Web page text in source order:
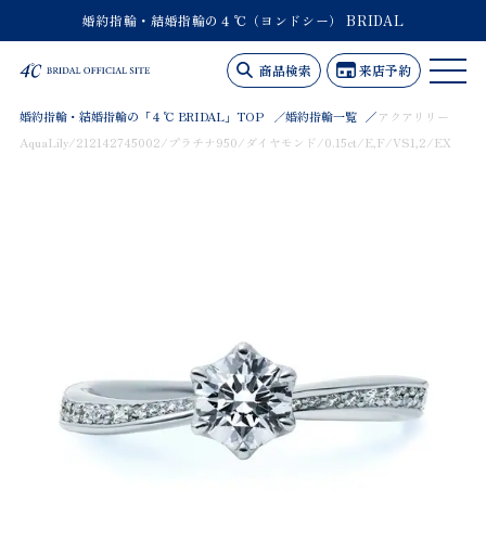
婚約指輪・結婚指輪の４℃（ヨンドシー） BRIDAL
商品検索 来店予約
婚約指輪・結婚指輪の「４℃ BRIDAL」TOP 婚約指輪一覧
アクアリリー
AquaLily/212142745002/プラチナ950/ダイヤモンド/0.15ct/E,F/VS1,2/EX